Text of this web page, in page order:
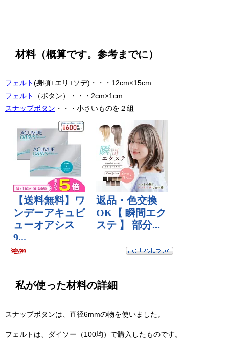
材料（概算です。参考までに）
フェルト (身頃+エリ+ソデ)・・・12cm×15cm
フェルト
（ボタン）・・・2cm×1cm
スナップボタン ・・・小さいものを２組
私が使った材料の詳細
スナップボタンは、直径6mmの物を使いました。
フェルトは、ダイソー（100均）で購入したものです。